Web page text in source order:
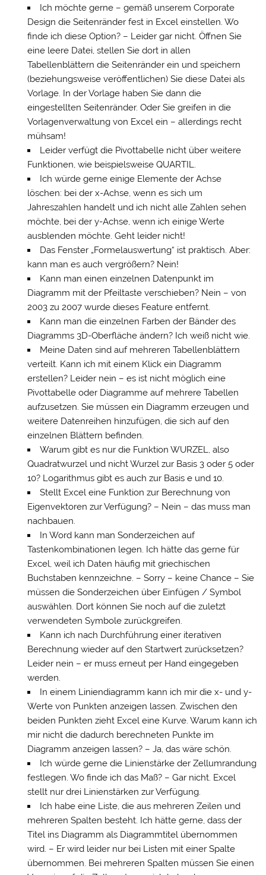
Ich möchte gerne – gemäß unserem Corporate
Design die Seitenränder fest in Excel einstellen. Wo
finde ich diese Option? – Leider gar nicht. Öffnen Sie
eine leere Datei, stellen Sie dort in allen
Tabellenblättern die Seitenränder ein und speichern
(beziehungsweise veröffentlichen) Sie diese Datei als
Vorlage. In der Vorlage haben Sie dann die
eingestellten Seitenränder. Oder Sie greifen in die
Vorlagenverwaltung von Excel ein – allerdings recht
mühsam!
Leider verfügt die Pivottabelle nicht über weitere
Funktionen, wie beispielsweise QUARTIL.
Ich würde gerne einige Elemente der Achse
löschen: bei der x-Achse, wenn es sich um
Jahreszahlen handelt und ich nicht alle Zahlen sehen
möchte, bei der y-Achse, wenn ich einige Werte
ausblenden möchte. Geht leider nicht!
Das Fenster „Formelauswertung“ ist praktisch. Aber:
kann man es auch vergrößern? Nein!
Kann man einen einzelnen Datenpunkt im
Diagramm mit der Pfeiltaste verschieben? Nein – von
2003 zu 2007 wurde dieses Feature entfernt.
Kann man die einzelnen Farben der Bänder des
Diagramms 3D-Oberfläche ändern? Ich weiß nicht wie.
Meine Daten sind auf mehreren Tabellenblättern
verteilt. Kann ich mit einem Klick ein Diagramm
erstellen? Leider nein – es ist nicht möglich eine
Pivottabelle oder Diagramme auf mehrere Tabellen
aufzusetzen. Sie müssen ein Diagramm erzeugen und
weitere Datenreihen hinzufügen, die sich auf den
einzelnen Blättern befinden.
Warum gibt es nur die Funktion WURZEL, also
Quadratwurzel und nicht Wurzel zur Basis 3 oder 5 oder
10? Logarithmus gibt es auch zur Basis e und 10.
Stellt Excel eine Funktion zur Berechnung von
Eigenvektoren zur Verfügung? – Nein – das muss man
nachbauen.
In Word kann man Sonderzeichen auf
Tastenkombinationen legen. Ich hätte das gerne für
Excel, weil ich Daten häufig mit griechischen
Buchstaben kennzeichne. – Sorry – keine Chance – Sie
müssen die Sonderzeichen über Einfügen / Symbol
auswählen. Dort können Sie noch auf die zuletzt
verwendeten Symbole zurückgreifen.
Kann ich nach Durchführung einer iterativen
Berechnung wieder auf den Startwert zurücksetzen?
Leider nein – er muss erneut per Hand eingegeben
werden.
In einem Liniendiagramm kann ich mir die x- und y-
Werte von Punkten anzeigen lassen. Zwischen den
beiden Punkten zieht Excel eine Kurve. Warum kann ich
mir nicht die dadurch berechneten Punkte im
Diagramm anzeigen lassen? – Ja, das wäre schön.
Ich würde gerne die Linienstärke der Zellumrandung
festlegen. Wo finde ich das Maß? – Gar nicht. Excel
stellt nur drei Linienstärken zur Verfügung.
Ich habe eine Liste, die aus mehreren Zeilen und
mehreren Spalten besteht. Ich hätte gerne, dass der
Titel ins Diagramm als Diagrammtitel übernommen
wird. – Er wird leider nur bei Listen mit einer Spalte
übernommen. Bei mehreren Spalten müssen Sie einen